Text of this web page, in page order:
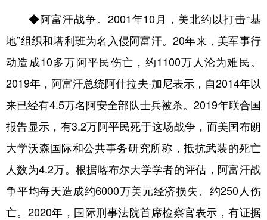
◆阿富汗战争。2001年10月，美北约以打击“基
地”组织和塔利班为名入侵阿富汗。20年来，美军事行
动造成10多万阿平民伤亡，约1100万人沦为难民。
2019年，阿富汗总统阿什拉夫·加尼表示，自2014年以
来已经有4.5万名阿安全部队士兵被杀。2019年联合国
报告显示，有3.2万阿平民死于这场战争，而美国布朗
大学沃森国际和公共事务研究所称，抵抗武装的死亡
人数为4.2万。根据喀布尔大学学者的评估，阿富汗战
争平均每天造成约6000万美元经济损失、约250人伤
亡。2020年，国际刑事法院首席检察官表示，有证据